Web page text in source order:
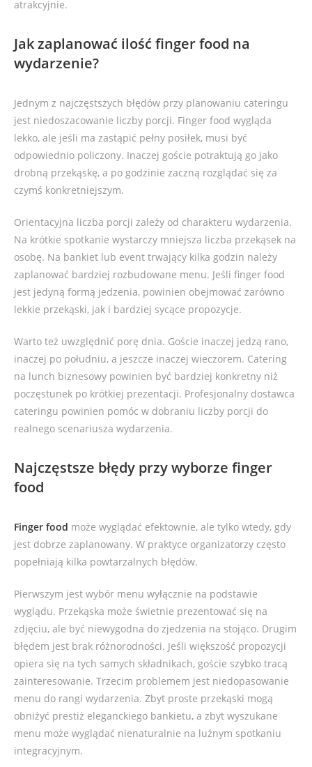
atrakcyjnie.
Jak zaplanować ilość finger food na
wydarzenie?
Jednym z najczęstszych błędów przy planowaniu cateringu
jest niedoszacowanie liczby porcji. Finger food wygląda
lekko, ale jeśli ma zastąpić pełny posiłek, musi być
odpowiednio policzony. Inaczej goście potraktują go jako
drobną przekąskę, a po godzinie zaczną rozglądać się za
czymś konkretniejszym.
Orientacyjna liczba porcji zależy od charakteru wydarzenia.
Na krótkie spotkanie wystarczy mniejsza liczba przekąsek na
osobę. Na bankiet lub event trwający kilka godzin należy
zaplanować bardziej rozbudowane menu. Jeśli finger food
jest jedyną formą jedzenia, powinien obejmować zarówno
lekkie przekąski, jak i bardziej sycące propozycje.
Warto też uwzględnić porę dnia. Goście inaczej jedzą rano,
inaczej po południu, a jeszcze inaczej wieczorem. Catering
na lunch biznesowy powinien być bardziej konkretny niż
poczęstunek po krótkiej prezentacji. Profesjonalny dostawca
cateringu powinien pomóc w dobraniu liczby porcji do
realnego scenariusza wydarzenia.
Najczęstsze błędy przy wyborze finger
food
Finger food może wyglądać efektownie, ale tylko wtedy, gdy
jest dobrze zaplanowany. W praktyce organizatorzy często
popełniają kilka powtarzalnych błędów.
Pierwszym jest wybór menu wyłącznie na podstawie
wyglądu. Przekąska może świetnie prezentować się na
zdjęciu, ale być niewygodna do zjedzenia na stojąco. Drugim
błędem jest brak różnorodności. Jeśli większość propozycji
opiera się na tych samych składnikach, goście szybko tracą
zainteresowanie. Trzecim problemem jest niedopasowanie
menu do rangi wydarzenia. Zbyt proste przekąski mogą
obniżyć prestiż eleganckiego bankietu, a zbyt wyszukane
menu może wyglądać nienaturalnie na luźnym spotkaniu
integracyjnym.